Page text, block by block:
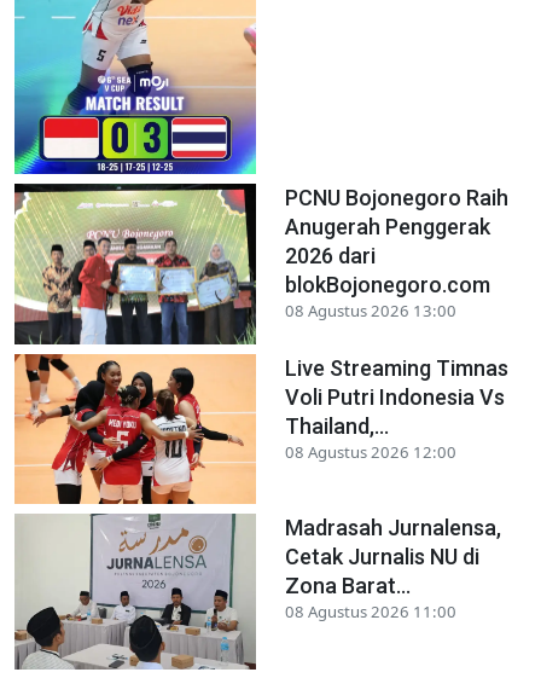
PCNU Bojonegoro Raih
Anugerah Penggerak
2026 dari
blokBojonegoro.com
08 Agustus 2026 13:00
Live Streaming Timnas
Voli Putri Indonesia Vs
Thailand,...
08 Agustus 2026 12:00
Madrasah Jurnalensa,
Cetak Jurnalis NU di
Zona Barat...
08 Agustus 2026 11:00